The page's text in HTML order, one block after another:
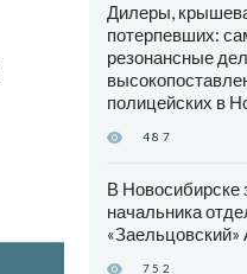
Дилеры,
потерпевших:
резонансные
полицейских в
487
В Новосибирске
начальника
«Заельцовский»
752